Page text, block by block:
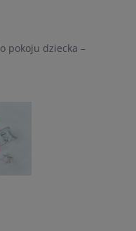
pokoju dziecka –